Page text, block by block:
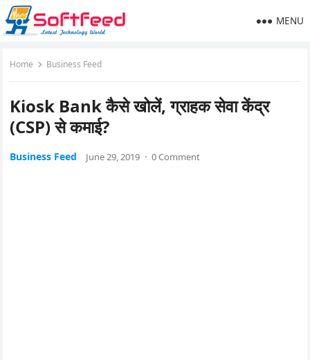
MENU
Home Business Feed
Kiosk Bank कैसे खोलें, ग्राहक सेवा केंद्र
(CSP) से कमाई?
Business Feed June 29, 2019 · 0 Comment